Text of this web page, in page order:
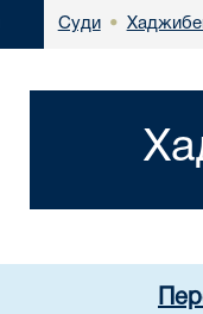
Суди •